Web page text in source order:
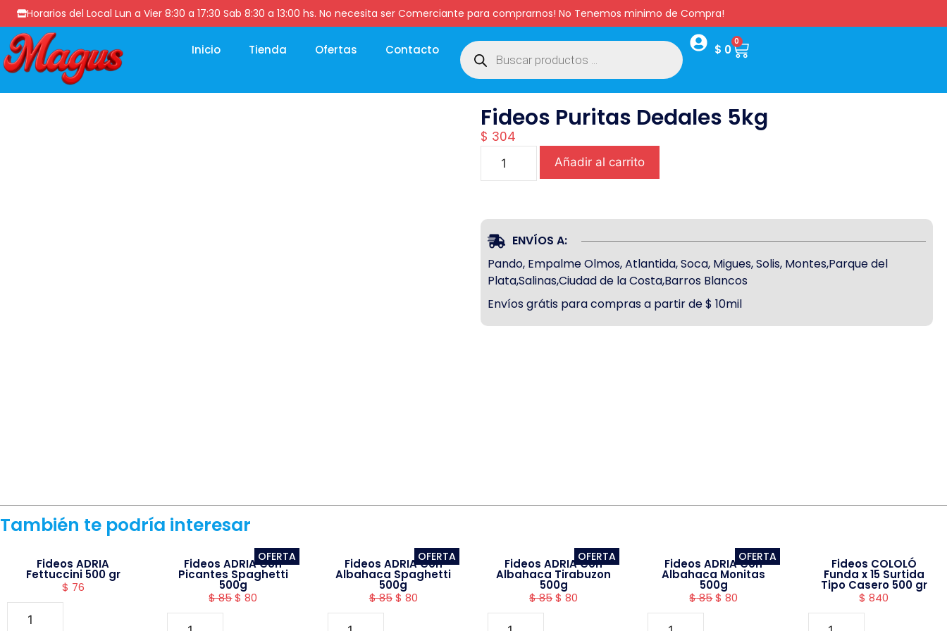
Horarios del Local Lun a Vier 8:30 a 17:30 Sab 8:30 a 13:00 hs. No necesita ser Comerciante para comprarnos! No Tenemos minimo de Compra!
Inicio Tienda Ofertas Contacto $ 0
0
Fideos Puritas Dedales 5kg
$ 304
Añadir al carrito
ENVÍOS A:
Pando, Empalme Olmos, Atlantida, Soca, Migues, Solis, Montes,Parque del
Plata,Salinas,Ciudad de la Costa,Barros Blancos
Envíos grátis para compras a partir de $ 10mil
También te podría interesar
Fideos ADRIA
Fettuccini 500 gr
$ 76
OFERTA
Fideos ADRIA Con
Picantes Spaghetti
500g
$85$ 80
OFERTA
Fideos ADRIA Con
Albahaca Spaghetti
500g
$85$ 80
OFERTA
Fideos ADRIA Con
Albahaca Tirabuzon
500g
$85$ 80
OFERTA
Fideos ADRIA Con
Albahaca Monitas
500g
$85$ 80
Fideos COLOLÓ
Funda x 15 Surtida
Tipo Casero 500 gr
$ 840